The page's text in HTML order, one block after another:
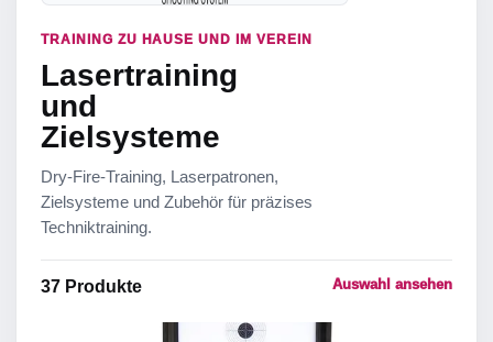
TRAINING ZU HAUSE UND IM VEREIN
Lasertraining
und
Zielsysteme
Dry-Fire-Training, Laserpatronen,
Zielsysteme und Zubehör für präzises
Techniktraining.
37 Produkte Auswahl ansehen